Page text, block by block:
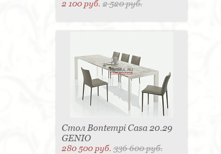
2 100 руб.2 520 руб.
Стол Bontempi Casa 20.29
GENIO
280 500 руб.336 600 руб.